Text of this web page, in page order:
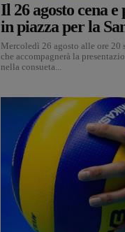
Il 26 agosto cena e
in piazza per la
Mercoledì 26 agosto alle ore 20
che accompagnerà la
nella consueta...